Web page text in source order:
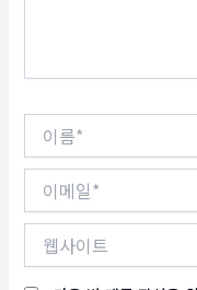
*
일